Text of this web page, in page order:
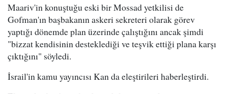
Maariv'in konuştuğu eski bir Mossad yetkilisi de
Gofman'ın başbakanın askeri sekreteri olarak görev
yaptığı dönemde plan üzerinde çalıştığını ancak şimdi
"bizzat kendisinin desteklediği ve teşvik ettiği plana karşı
çıktığını" söyledi.
İsrail'in kamu yayıncısı Kan da eleştirileri haberleştirdi.